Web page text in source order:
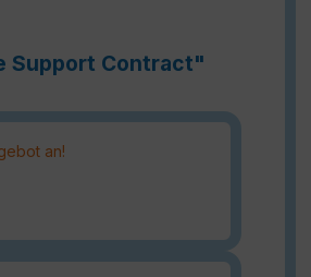
Support Contract"
an!